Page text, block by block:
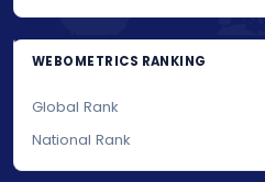
WEBOMETRICS RANKING
Global Rank
National Rank